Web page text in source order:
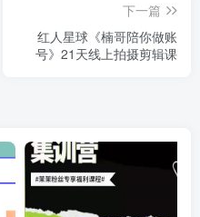
下一篇
红人星球《楠哥陪你做账
号》21天线上拍摄剪辑课